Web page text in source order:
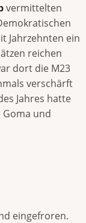
vermittelten
Jahrzehnten ein
reichen
dort die M23
verschärft
Jahres hatte
und
eingefroren.